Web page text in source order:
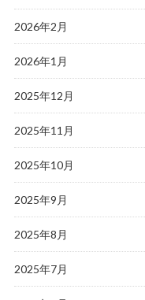
2026年2月
2026年1月
2025年12月
2025年11月
2025年10月
2025年9月
2025年8月
2025年7月